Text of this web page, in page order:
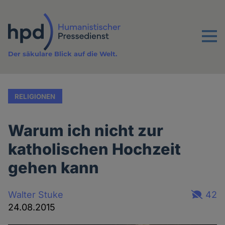
Inhalt
Menu
Der säkulare Blick auf die Welt.
RELIGIONEN
Warum ich nicht zur
katholischen Hochzeit
gehen kann
Walter Stuke
24.08.2015
42